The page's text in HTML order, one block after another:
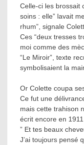
Celle-ci les brossait
soins : elle” lavait
rhum”, signale
Ces “deux tresses
moi comme des
“Le Miroir”, texte
symbolisaient la
Or Colette coupa
Ce fut une
mais cette trahison
écrit encore en
” Et tes beaux
J’ai toujours pensé